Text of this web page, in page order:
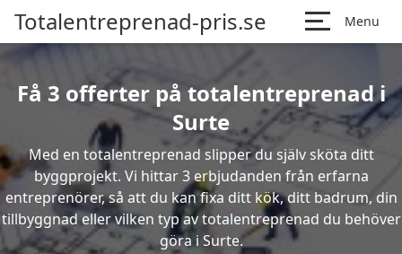
Totalentreprenad-pris.se Menu
Få 3 offerter på totalentreprenad i
Surte
Med en totalentreprenad slipper du själv sköta ditt
byggprojekt. Vi hittar 3 erbjudanden från erfarna
entreprenörer, så att du kan fixa ditt kök, ditt badrum, din
tillbyggnad eller vilken typ av totalentreprenad du behöver
göra i Surte.